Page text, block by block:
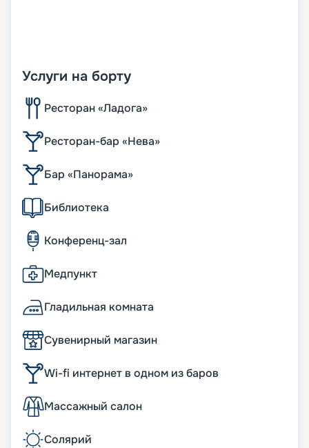
Услуги на борту
Ресторан «Ладога»
Ресторан-бар «Нева»
Бар «Панорама»
Библиотека
Конференц-зал
Медпункт
Гладильная комната
Сувенирный магазин
Wi-fi интернет в одном из баров
Массажный салон
Солярий